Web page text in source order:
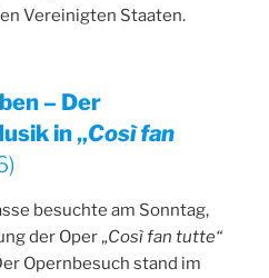
Vereinigten Staaten.
– Der
in „Così fan
besuchte am Sonntag,
der Oper „Così fan tutte“
Opernbesuch stand im